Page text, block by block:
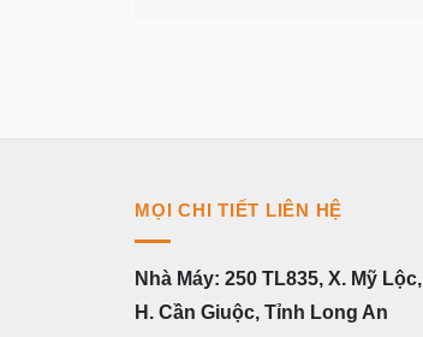
MỌI CHI TIẾT LIÊN HỆ
Nhà Máy: 250 TL835, X. Mỹ Lộc,
H. Cần Giuộc, Tỉnh Long An